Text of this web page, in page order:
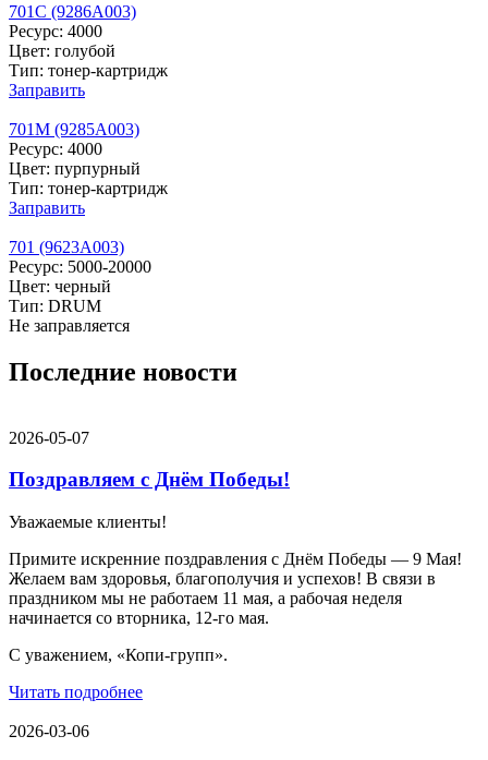
701C (9286A003)
Ресурс: 4000
Цвет: голубой
Тип: тонер-картридж
Заправить
701M (9285A003)
Ресурс: 4000
Цвет: пурпурный
Тип: тонер-картридж
Заправить
701 (9623A003)
Ресурс: 5000-20000
Цвет: черный
Тип: DRUM
Не заправляется
Последние новости
2026-05-07
Поздравляем с Днём Победы!
Уважаемые клиенты!
Примите искренние поздравления с Днём Победы — 9 Мая!
Желаем вам здоровья, благополучия и успехов! В связи в
праздником мы не работаем 11 мая, а рабочая неделя
начинается со вторника, 12-го мая.
С уважением, «Копи-групп».
Читать подробнее
2026-03-06